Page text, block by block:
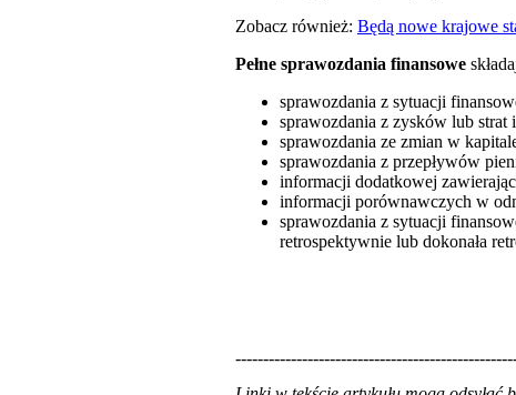
Zobacz również: Będą nowe krajowe
Pełne sprawozdania finansowe
sprawozdania z sytuacji
sprawozdania z zysków lub
sprawozdania ze zmian w
sprawozdania z przepływów
informacji dodatkowej
informacji porównawczych w
sprawozdania z sytuacji
retrospektywnie lub dokonała